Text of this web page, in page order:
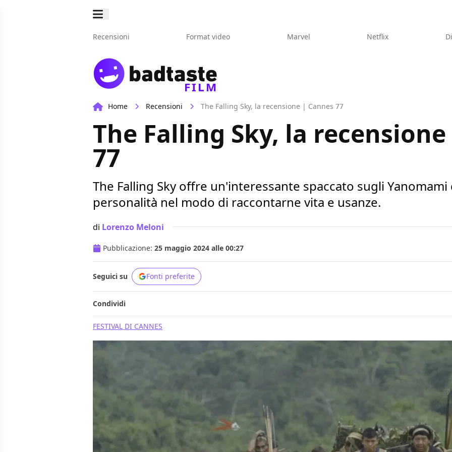
Recensioni Format video Marvel Netflix
FILM
Home Recensioni The Falling Sky, la recensione | Cannes 77
The Falling Sky, la
77
The Falling Sky offre un'interessante spaccato sugli
personalità nel modo di raccontarne vita e usanze.
di Lorenzo Meloni
Pubblicazione: 25 maggio 2024 alle 00:27
Seguici su Fonti preferite
Condividi
FESTIVAL DI CANNES